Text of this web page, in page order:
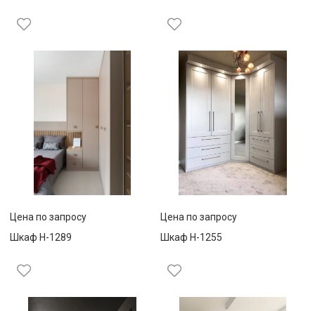
Цена по запросу
Шкаф Н-1289
Цена по запросу
Шкаф Н-1255